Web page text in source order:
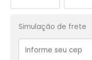
Simulação de frete